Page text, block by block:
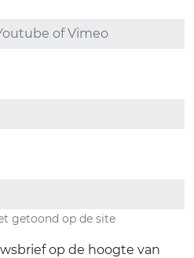
getoond op de site
op de hoogte van